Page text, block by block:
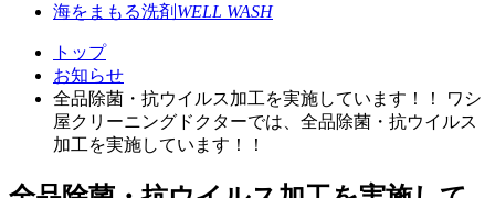
海をまもる洗剤 WELL WASH
トップ
お知らせ
全品除菌・抗ウイルス加工を実施しています！！ ワシ
屋クリーニングドクターでは、全品除菌・抗ウイルス
加工を実施しています！！